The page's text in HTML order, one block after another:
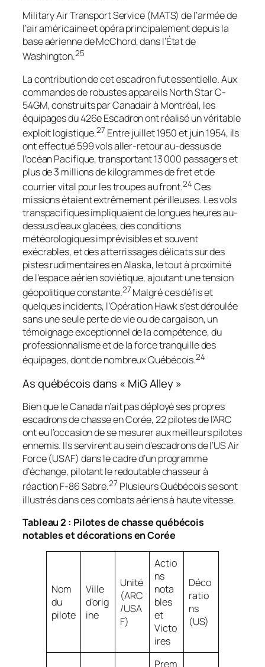
Military Air Transport Service (MATS) de l’armée de
l’air américaine et opéra principalement depuis la
base aérienne de McChord, dans l’État de
Washington.25
La contribution de cet escadron fut essentielle. Aux
commandes de robustes appareils North Star C-
54GM, construits par Canadair à Montréal, les
équipages du 426e Escadron ont réalisé un véritable
exploit logistique.27 Entre juillet 1950 et juin 1954, ils
ont effectué 599 vols aller-retour au-dessus de
l’océan Pacifique, transportant 13 000 passagers et
plus de 3 millions de kilogrammes de fret et de
courrier vital pour les troupes au front.24Ces
missions étaient extrêmement périlleuses. Les vols
transpacifiques impliquaient de longues heures au-
dessus d’eaux glacées, des conditions
météorologiques imprévisibles et souvent
exécrables, et des atterrissages délicats sur des
pistes rudimentaires en Alaska, le tout à proximité
de l’espace aérien soviétique, ajoutant une tension
géopolitique constante.27 Malgré ces défis et
quelques incidents, l’Opération Hawk s’est déroulée
sans une seule perte de vie ou de cargaison, un
témoignage exceptionnel de la compétence, du
professionnalisme et de la force tranquille des
équipages, dont de nombreux Québécois.24
As québécois dans « MiG Alley »
Bien que le Canada n’ait pas déployé ses propres
escadrons de chasse en Corée, 22 pilotes de l’ARC
ont eu l’occasion de se mesurer aux meilleurs pilotes
ennemis. Ils servirent au sein d’escadrons de l’US Air
Force (USAF) dans le cadre d’un programme
d’échange, pilotant le redoutable chasseur à
réaction F-86 Sabre.27 Plusieurs Québécois se sont
illustrés dans ces combats aériens à haute vitesse.
Tableau 2 : Pilotes de chasse québécois
notables et décorations en Corée
Nom
du
pilote
Ville
d’orig
ine
Unité
(ARC
/USA
F)
Actio
ns
nota
bles
et
Victo
ires
Déco
ratio
ns
(US)
Prem